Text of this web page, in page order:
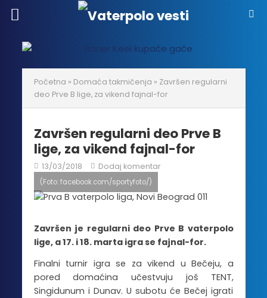
Početna » Domaća takmičenja » Završen regularni
deo Prve B lige, za vikend fajnal-for
Završen regularni deo Prve B
lige, za vikend fajnal-for
13/03/2018 Dodaj komentar
(Foto: facebook.com/sportyfoto/)
Završen je regularni deo Prve B vaterpolo
lige, a 17. i 18. marta igra se fajnal-for.
Finalni turnir igra se za vikend u Bečeju, a
pored domaćina učestvuju još TENT,
Singidunum i Dunav. U subotu će Bečej igrati